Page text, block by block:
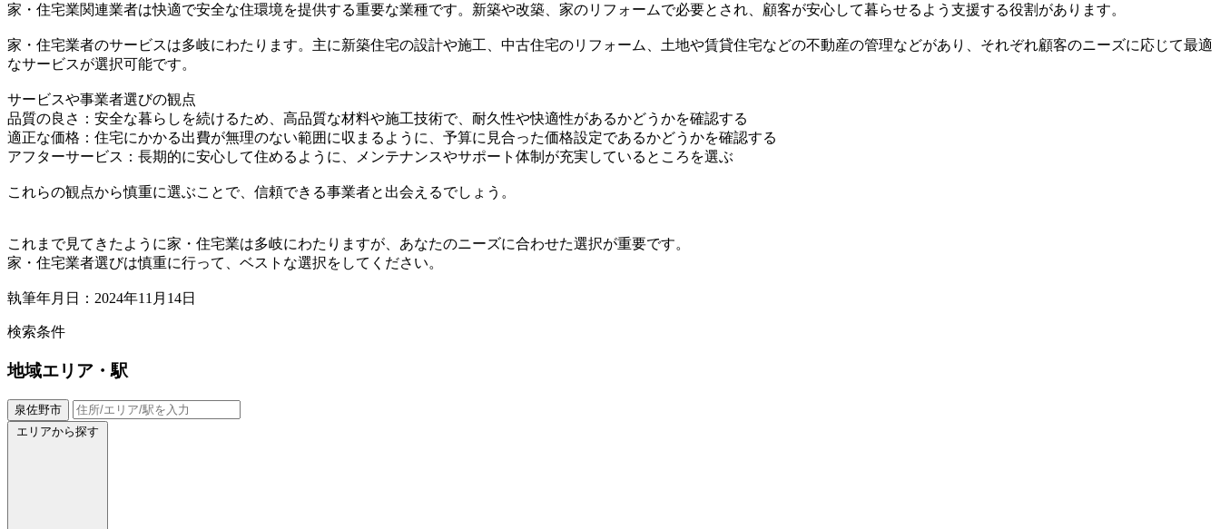
家・住宅業関連業者は快適で安全な住環境を提供する重要な業種です。新築や改築、家のリフォームで必要とされ、顧客が安心して暮らせるよう支援する役割があります。
家・住宅業者のサービスは多岐にわたります。主に新築住宅の設計や施工、中古住宅のリフォーム、土地や賃貸住宅などの不動産の管理などがあり、それぞれ顧客のニーズに応じて最適
なサービスが選択可能です。
サービスや事業者選びの観点
品質の良さ：安全な暮らしを続けるため、高品質な材料や施工技術で、耐久性や快適性があるかどうかを確認する
適正な価格：住宅にかかる出費が無理のない範囲に収まるように、予算に見合った価格設定であるかどうかを確認する
アフターサービス：長期的に安心して住めるように、メンテナンスやサポート体制が充実しているところを選ぶ
これらの観点から慎重に選ぶことで、信頼できる事業者と出会えるでしょう。
これまで見てきたように家・住宅業は多岐にわたりますが、あなたのニーズに合わせた選択が重要です。
家・住宅業者選びは慎重に行って、ベストな選択をしてください。
執筆年月日：2024年11月14日
検索条件
地域エリア・駅
泉佐野市
エリアから探す